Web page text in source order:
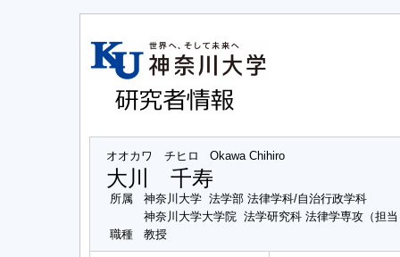
オオカワ チヒロ Okawa Chihiro
大川 千寿
所属
神奈川大学 法学部 法律学科/自治行政学科
神奈川大学大学院 法学研究科 法律学専攻（担
職種
教授